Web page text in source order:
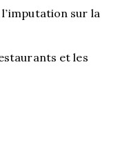
sur la
et les